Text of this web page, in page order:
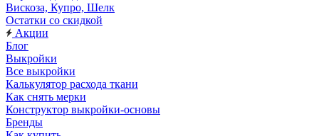
Вискоза, Купро, Шелк
Остатки со скидкой
Акции
Блог
Выкройки
Все выкройки
Калькулятор расхода ткани
Как снять мерки
Конструктор выкройки-основы
Бренды